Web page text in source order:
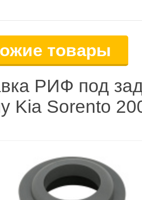
товары
РИФ под
Kia Sorento